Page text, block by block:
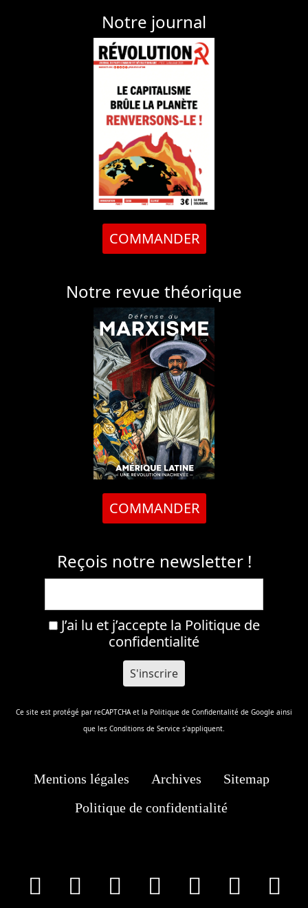
Notre journal
COMMANDER
Notre revue théorique
COMMANDER
Reçois notre newsletter !
J’ai lu et j’accepte la Politique de
confidentialité
Ce site est protégé par reCAPTCHA et la Politique de Confidentalité de Google ainsi
que les Conditions de Service s'appliquent.
Mentions légales Archives
Sitemap
Politique de confidentialité
facebookInstagram
Youtube
Tik Tok